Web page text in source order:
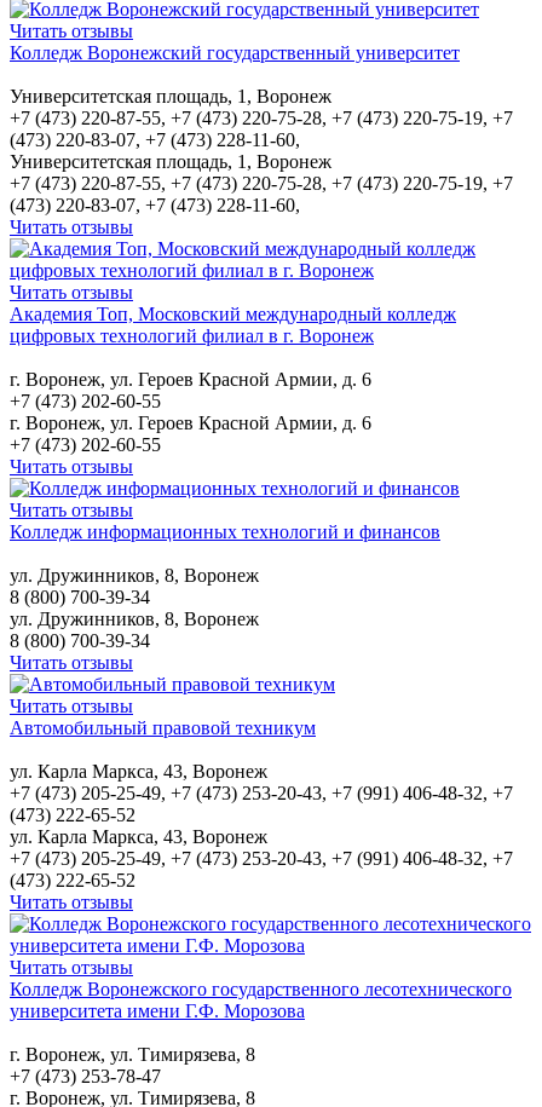
Читать отзывы
Колледж Воронежский государственный университет
Университетская площадь, 1, Воронеж
+7 (473) 220-87-55, +7 (473) 220-75-28, +7 (473) 220-75-19, +7
(473) 220-83-07, +7 (473) 228-11-60,
Университетская площадь, 1, Воронеж
+7 (473) 220-87-55, +7 (473) 220-75-28, +7 (473) 220-75-19, +7
(473) 220-83-07, +7 (473) 228-11-60,
Читать отзывы
Читать отзывы
Академия Toп, Московский международный колледж
цифровых технологий филиал в г. Воронеж
г. Воронеж, ул. Героев Красной Армии, д. 6
+7 (473) 202-60-55
г. Воронеж, ул. Героев Красной Армии, д. 6
+7 (473) 202-60-55
Читать отзывы
Читать отзывы
Колледж информационных технологий и финансов
ул. Дружинников, 8, Воронеж
8 (800) 700-39-34
ул. Дружинников, 8, Воронеж
8 (800) 700-39-34
Читать отзывы
Читать отзывы
Автомобильный правовой техникум
ул. Карла Маркса, 43, Воронеж
+7 (473) 205-25-49, +7 (473) 253-20-43, +7 (991) 406-48-32, +7
(473) 222-65-52
ул. Карла Маркса, 43, Воронеж
+7 (473) 205-25-49, +7 (473) 253-20-43, +7 (991) 406-48-32, +7
(473) 222-65-52
Читать отзывы
Читать отзывы
Колледж Воронежского государственного лесотехнического
университета имени Г.Ф. Морозова
г. Воронеж, ул. Тимирязева, 8
+7 (473) 253-78-47
г. Воронеж, ул. Тимирязева, 8